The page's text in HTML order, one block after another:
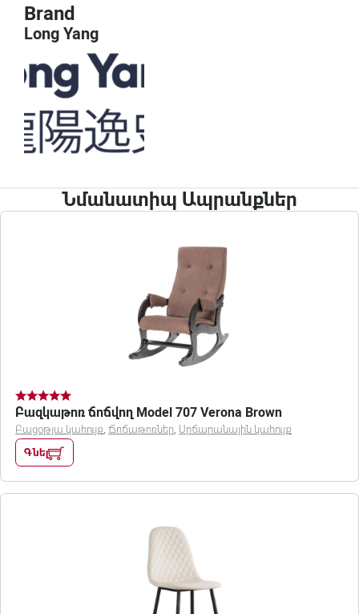
Brand
Long Yang
Նմանատիպ Ապրանքներ
Բազկաթոռ ճոճվող Model 707 Verona Brown
Բացօթյա կահույք,Ճոճաթոռներ, Սրճարանային կահույք
Գնել